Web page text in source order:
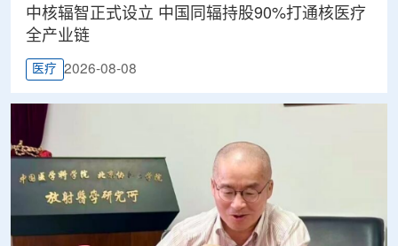
中核辐智正式设立 中国同辐持股90%打通核医疗
全产业链
医疗 2026-08-08